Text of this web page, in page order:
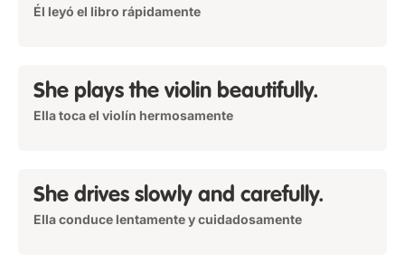
Él leyó el libro rápidamente
She plays the violin beautifully.
Ella toca el violín hermosamente
She drives slowly and carefully.
Ella conduce lentamente y cuidadosamente